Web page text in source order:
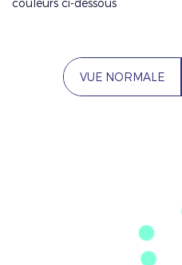
VUE NORMALE